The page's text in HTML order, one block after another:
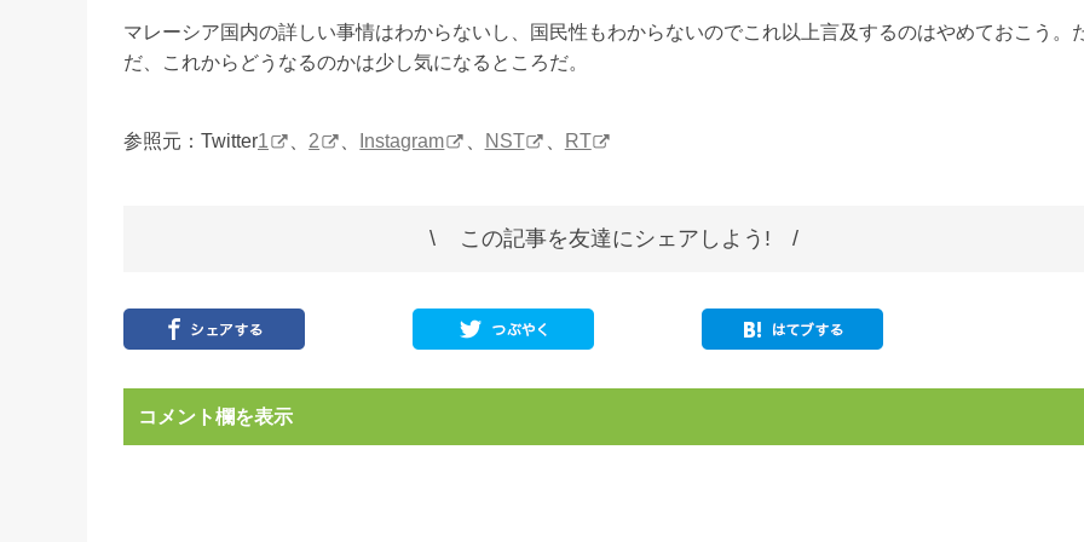
マレーシア国内の詳しい事情はわからないし、国民性もわからないのでこれ以上言及するのはやめておこう。
だ、これからどうなるのかは少し気になるところだ。
参照元：Twitter1 2 Instagram NST RT
この記事を友達にシェアしよう! /
コメント欄を表示